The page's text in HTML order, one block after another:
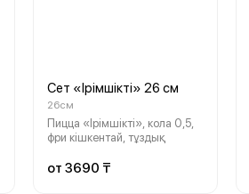
Сет «Ірімшіктi» 26 см
26см
Пицца «Ірімшіктi», кола 0,5,
фри кішкентай, тұздық
от 3690 ₸